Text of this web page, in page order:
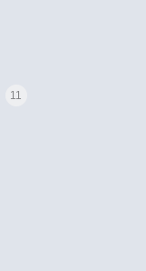
11